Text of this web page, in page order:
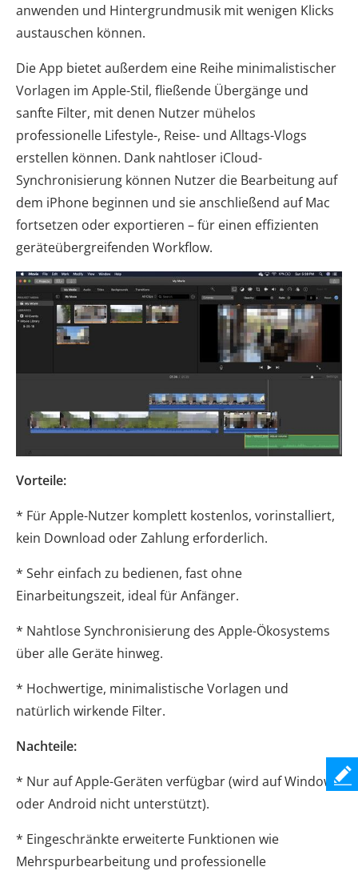
anwenden und Hintergrundmusik mit wenigen Klicks
austauschen können.
Die App bietet außerdem eine Reihe minimalistischer
Vorlagen im Apple-Stil, fließende Übergänge und
sanfte Filter, mit denen Nutzer mühelos
professionelle Lifestyle-, Reise- und Alltags-Vlogs
erstellen können. Dank nahtloser iCloud-
Synchronisierung können Nutzer die Bearbeitung auf
dem iPhone beginnen und sie anschließend auf Mac
fortsetzen oder exportieren – für einen effizienten
geräteübergreifenden Workflow.
Vorteile:
* Für Apple-Nutzer komplett kostenlos, vorinstalliert,
kein Download oder Zahlung erforderlich.
* Sehr einfach zu bedienen, fast ohne
Einarbeitungszeit, ideal für Anfänger.
* Nahtlose Synchronisierung des Apple-Ökosystems
über alle Geräte hinweg.
* Hochwertige, minimalistische Vorlagen und
natürlich wirkende Filter.
Nachteile:
* Nur auf Apple-Geräten verfügbar (wird auf Windows
oder Android nicht unterstützt).
* Eingeschränkte erweiterte Funktionen wie
Mehrspurbearbeitung und professionelle